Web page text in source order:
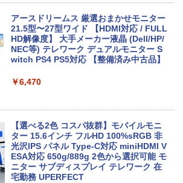
￥15,120
新古品ノートパソコン Intel Celeron Wi
ndows11 Pro Office 2024付き メモリ16
oth 無線LAN USB3.0 軽量 モバイル ビ
￥21,980
【1500円OFFクーポン】【DVDドライブ
&テンキー】ノートパソコン 中古パソコ
ン 15.6インチ SSD256GB メモリ8GB C
中古パソコン | NEC | Mate MRL36L-5 |
Windows11 | デスクトップ | 一年保証 |
第9世代 | Core i3 9100 3.6(〜最大4.2)G
Hz | MEM:8GB | SSD:256GB(新品) | DV
【エントリーでポイント100％還元のチ
ャンス】GMKtec G5S ミニpc 【Intel N
5095 DDR5 8GB 128GB SSD】mini pc
Windows11 Pro 超軽量 4コア/4スレッド
2.9GHz ミニパソコン M.2 2242 SATA WI
アースドリームス 厳選おまかせモニター
21.5型〜27型ワイド 【HDMI対応 / FULL
HD解像度】 大手メーカー液晶 (Dell/HP/
NEC等) テレワーク デュアルモニター S
witch PS4 PS5対応 【整備済み中古品】
￥6,470
【選べる2色 コスパ抜群】モバイルモニ
ター 15.6インチ フルHD 100%sRGB 非
光沢IPS パネル Type-C対応 miniHDMI V
ESA対応 650g/889g 2色から選択可能 モ
ニター サブディスプレイ テレワーク 在
宅勤務 UPERFECT